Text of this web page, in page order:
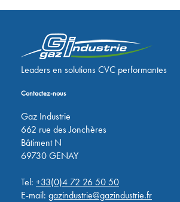
Leaders en solutions CVC performantes
Contactez-nous
Gaz Industrie
662 rue des Jonchères
Bâtiment N
69730 GENAY
Tel: +33(0)4 72 26 50 50
E-mail: gazindustrie@gazindustrie.fr